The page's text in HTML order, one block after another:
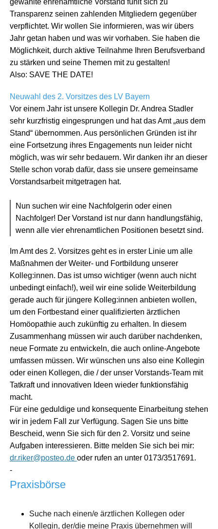
gewählte ehrenamtliche Vorstand fühlt sich zu
Transparenz seinen zahlenden Mitgliedern gegenüber
verpflichtet. Wir wollen Sie informieren, was wir übers
Jahr getan haben und was wir vorhaben. Sie haben die
Möglichkeit, durch aktive Teilnahme Ihren Berufsverband
zu stärken und seine Themen mit zu gestalten!
Also: SAVE THE DATE!
Neuwahl des 2. Vorsitzes des LV Bayern
Vor einem Jahr ist unsere Kollegin Dr. Andrea Stadler
sehr kurzfristig eingesprungen und hat das Amt „aus dem
Stand“ übernommen. Aus persönlichen Gründen ist ihr
eine Fortsetzung ihres Engagements nun leider nicht
möglich, was wir sehr bedauern. Wir danken ihr an dieser
Stelle schon vorab dafür, dass sie unsere gemeinsame
Vorstandsarbeit mitgetragen hat.
Nun suchen wir eine Nachfolgerin oder einen
Nachfolger! Der Vorstand ist nur dann handlungsfähig,
wenn alle vier ehrenamtlichen Positionen besetzt sind.
Im Amt des 2. Vorsitzes geht es in erster Linie um alle
Maßnahmen der Weiter- und Fortbildung unserer
Kolleg:innen. Das ist umso wichtiger (wenn auch nicht
unbedingt einfach!), weil wir eine solide Weiterbildung
gerade auch für jüngere Kolleg:innen anbieten wollen,
um den Fortbestand einer qualifizierten ärztlichen
Homöopathie auch zukünftig zu erhalten. In diesem
Zusammenhang müssen wir auch darüber nachdenken,
neue Formate zu entwickeln, die auch online-Angebote
umfassen müssen. Wir wünschen uns also eine Kollegin
oder einen Kollegen, die / der unser Vorstands-Team mit
Tatkraft und innovativen Ideen wieder funktionsfähig
macht.
Für eine geduldige und konsequente Einarbeitung stehen
wir in jedem Fall zur Verfügung. Sagen Sie uns bitte
Bescheid, wenn Sie sich für den 2. Vorsitz und seine
Aufgaben interessieren. Bitte melden Sie sich bei mir:
dr.riker@posteo.de oder rufen an unter 0173/3517691.
-
Praxisbörse
Suche nach einen/e ärztlichen Kollegen oder
Kollegin, der/die meine Praxis übernehmen will